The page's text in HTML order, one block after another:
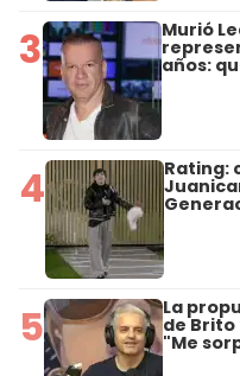
3 Murió
años:
4 Rating:
5 La
de Brito
"Me